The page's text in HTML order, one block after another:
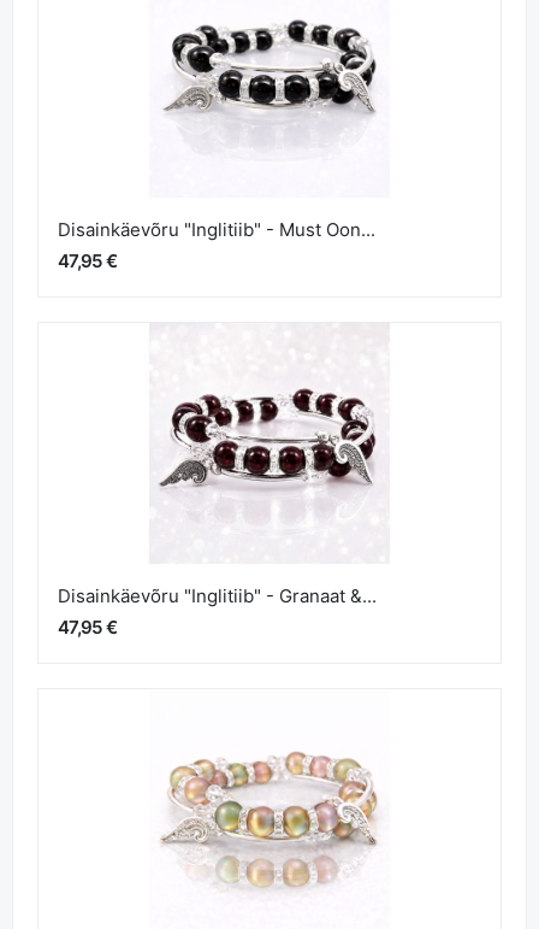
Disainkäevõru "Inglitiib" - Must Oon...
47,95 €
Disainkäevõru "Inglitiib" - Granaat &...
47,95 €